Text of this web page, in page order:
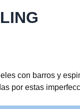
con barros y
por estas